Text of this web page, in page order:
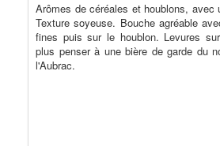
Arômes de céréales et houblons, avec
Texture soyeuse. Bouche agréable
fines puis sur le houblon. Levures
plus penser à une bière de garde du
l'Aubrac.